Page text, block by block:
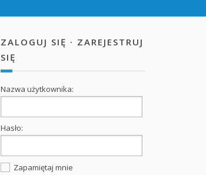
ZALOGUJ SIĘ · ZAREJESTRUJ
SIĘ
Nazwa użytkownika:
Hasło:
Zapamiętaj mnie